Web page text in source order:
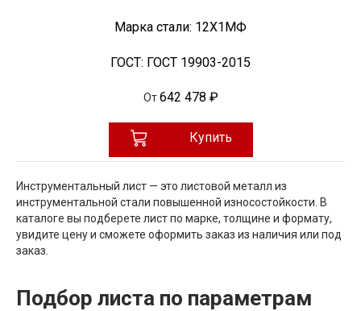
Марка стали: 12Х1МФ
ГОСТ: ГОСТ 19903-2015
От 642 478 ₽
Купить
Инструментальный лист — это листовой металл из
инструментальной стали повышенной износостойкости. В
каталоге вы подберете лист по марке, толщине и формату,
увидите цену и сможете оформить заказ из наличия или под
заказ.
Подбор листа по параметрам